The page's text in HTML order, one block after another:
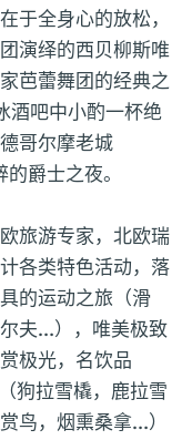
于全身心的放松，
演绎的西贝柳斯唯
芭蕾舞团的经典之
酒吧中小酌一杯绝
哥尔摩老城
爵士之夜。
旅游专家，北欧瑞
各类特色活动，落
的运动之旅（滑
夫…），唯美极致
极光，名饮品
狗拉雪橇，鹿拉雪
鸟，烟熏桑拿…）